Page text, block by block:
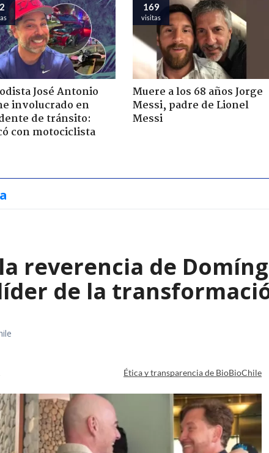
José Antonio
involucrado en
de tránsito:
con motociclista
169
visitas
Muere a los 68 años Jorge
Messi, padre de Lionel
Messi
reverencia de
de la
Ética y transparencia de BioBioChile